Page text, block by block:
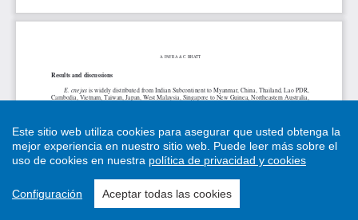
Este sitio web utiliza cookies para asegurar que usted obtenga la
mejor experiencia en nuestro sitio web. Puede leer más sobre el
uso de cookies en nuestra política de privacidad y cookies
Configuración Aceptar todas las cookies